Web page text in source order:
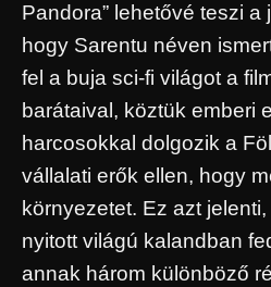
Pandora” lehetővé teszi
hogy Sarentu néven
fel a buja sci-fi világot a
barátaival, köztük emberi
harcosokkal dolgozik a
vállalati erők ellen, hogy
környezetet. Ez azt
nyitott világú kalandban
annak három különböző